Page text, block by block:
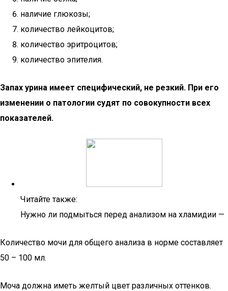
наличие глюкозы;
количество лейкоцитов;
количество эритроцитов;
количество эпителия.
Запах урина имеет специфический, не резкий. При его
изменении о патологии судят по совокупности всех
показателей.
Читайте также:
Нужно ли подмыться перед анализом на хламидии —
Количество мочи для общего анализа в норме составляет
50 – 100 мл.
Моча должна иметь желтый цвет различных оттенков.